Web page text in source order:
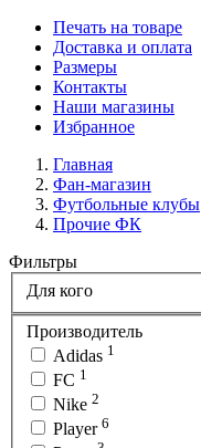
Печать на товаре
Доставка и оплата
Размеры
Контакты
Наши магазины
Избранное
Главная
Фан-магазин
Футбольные клубы
Прочие ФК
Фильтры
Для кого
Производитель
Adidas 1
FC 1
Nike 2
Player 6